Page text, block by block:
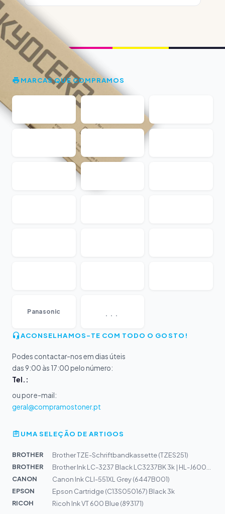
MARCAS QUE COMPRAMOS
Panasonic ...
ACONSELHAMOS-TE COM TODO O GOSTO!
Podes contactar-nos em dias úteis
das 9:00 às 17:00 pelo número:
Tel.:
ou por e-mail:
geral@compramostoner.pt
UMA SELEÇÃO DE ARTIGOS
BROTHER
Brother TZE-Schriftbandkassette (TZES251)
BROTHER
CANON
Canon Ink CLI-551XL Grey (6447B001)
EPSON
Epson Cartridge (C13S050167) Black 3k
RICOH
Ricoh Ink VT 600 Blue (893171)